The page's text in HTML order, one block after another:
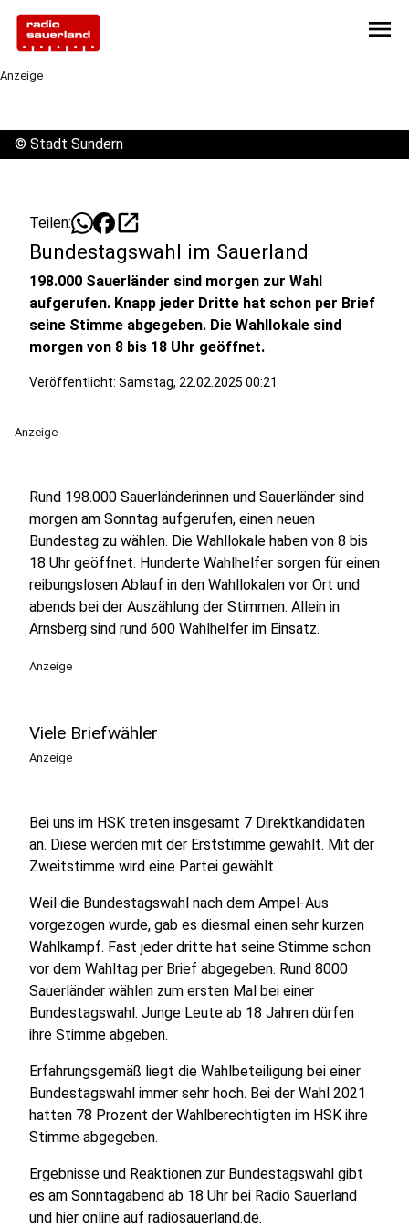
menu
Anzeige
© Stadt Sundern
Teilen: open_in_new
Bundestagswahl im Sauerland
198.000 Sauerländer sind morgen zur Wahl
aufgerufen. Knapp jeder Dritte hat schon per Brief
seine Stimme abgegeben. Die Wahllokale sind
morgen von 8 bis 18 Uhr geöffnet.
Veröffentlicht: Samstag, 22.02.2025 00:21
Anzeige
Rund 198.000 Sauerländerinnen und Sauerländer sind
morgen am Sonntag aufgerufen, einen neuen
Bundestag zu wählen. Die Wahllokale haben von 8 bis
18 Uhr geöffnet. Hunderte Wahlhelfer sorgen für einen
reibungslosen Ablauf in den Wahllokalen vor Ort und
abends bei der Auszählung der Stimmen. Allein in
Arnsberg sind rund 600 Wahlhelfer im Einsatz.
Anzeige
Viele Briefwähler
Anzeige
Bei uns im HSK treten insgesamt 7 Direktkandidaten
an. Diese werden mit der Erststimme gewählt. Mit der
Zweitstimme wird eine Partei gewählt.
Weil die Bundestagswahl nach dem Ampel-Aus
vorgezogen wurde, gab es diesmal einen sehr kurzen
Wahlkampf. Fast jeder dritte hat seine Stimme schon
vor dem Wahltag per Brief abgegeben. Rund 8000
Sauerländer wählen zum ersten Mal bei einer
Bundestagswahl. Junge Leute ab 18 Jahren dürfen
ihre Stimme abgeben.
Erfahrungsgemäß liegt die Wahlbeteiligung bei einer
Bundestagswahl immer sehr hoch. Bei der Wahl 2021
hatten 78 Prozent der Wahlberechtigten im HSK ihre
Stimme abgegeben.
Ergebnisse und Reaktionen zur Bundestagswahl gibt
es am Sonntagabend ab 18 Uhr bei Radio Sauerland
und hier online auf radiosauerland.de.